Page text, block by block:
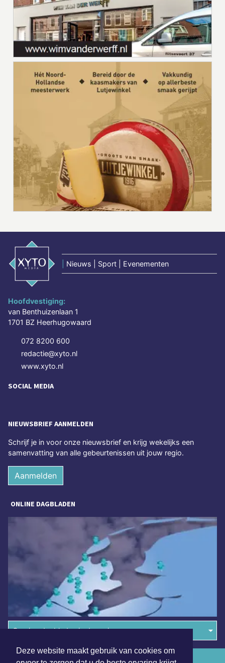
Deze website maakt gebruik van cookies om
Nieuws | Sport | Evenementen
Hoofdvestiging:
van Benthuizenlaan 1
1701 BZ Heerhugowaard
072 8200 600
redactie@xyto.nl
www.xyto.nl
SOCIAL MEDIA
NIEUWSBRIEF AANMELDEN
Schrijf je in voor onze nieuwsbrief en krijg wekelijks een
samenvatting van alle gebeurtenissen uit jouw regio.
Aanmelden
ONLINE DAGBLADEN
Overige dagbladen in de regio
Algemene voorwaarden